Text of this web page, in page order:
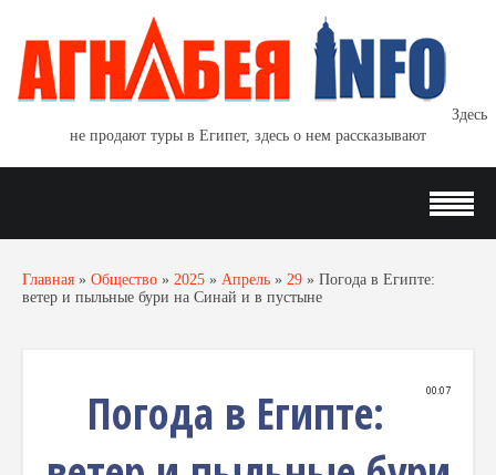
Здесь
не продают туры в Египет, здесь о нем рассказывают
Главная » Общество » 2025 » Апрель » 29 » Погода в Египте:
ветер и пыльные бури на Синай и в пустыне
00:07
Погода в Египте: